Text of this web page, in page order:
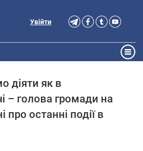
Увійти
діяти як в
– голова громади на
про останні події в